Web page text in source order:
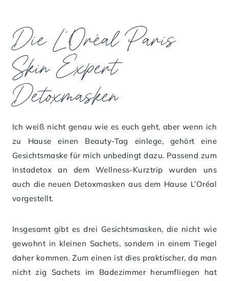
Die L’Oréal Paris
Skin Expert
Detoxmasken
Ich weiß nicht genau wie es euch geht, aber wenn ich
zu Hause einen Beauty-Tag einlege, gehört eine
Gesichtsmaske für mich unbedingt dazu. Passend zum
Instadetox an dem Wellness-Kurztrip wurden uns
auch die neuen Detoxmasken aus dem Hause L’Oréal
vorgestellt.
Insgesamt gibt es drei Gesichtsmasken, die nicht wie
gewohnt in kleinen Sachets, sondern in einem Tiegel
daher kommen. Zum einen ist dies praktischer, da man
nicht zig Sachets im Badezimmer herumfliegen hat